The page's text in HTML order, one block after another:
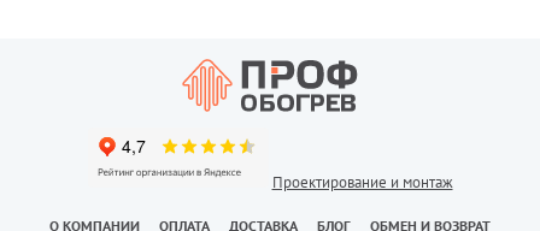
Проектирование и монтаж
О КОМПАНИИ ОПЛАТА ДОСТАВКА БЛОГ ОБМЕН И ВОЗВРАТ